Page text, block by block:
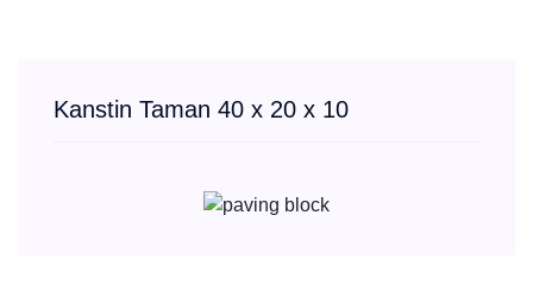
Kanstin Taman 40 x 20 x 10